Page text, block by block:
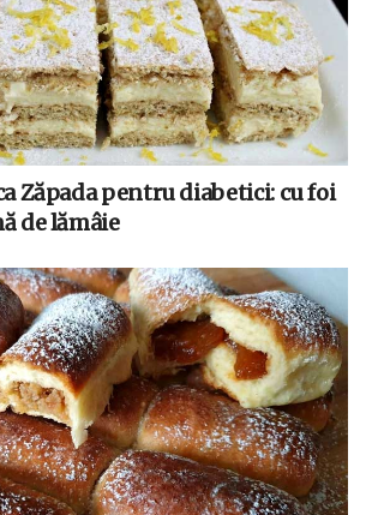
Zăpada pentru diabetici: cu foi
de lămâie